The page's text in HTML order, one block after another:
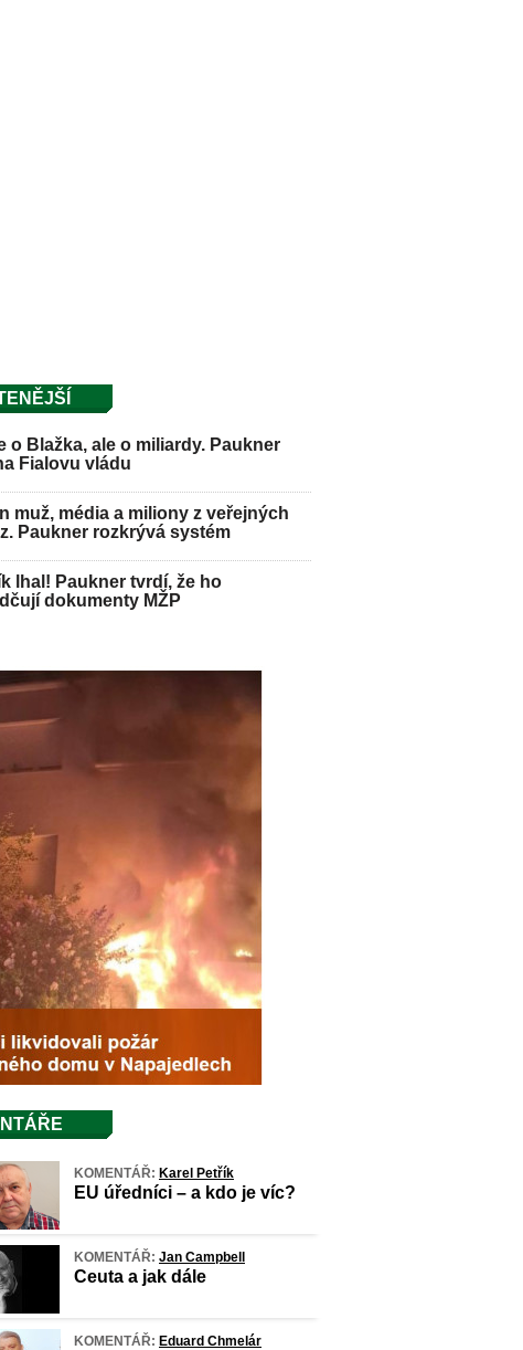
o Blažka, ale o miliardy. Paukner
Fialovu vládu
muž, média a miliony z veřejných
Paukner rozkrývá systém
lhal! Paukner tvrdí, že ho
dokumenty MŽP
KOMENTÁŘ: Karel Petřík
EU úředníci – a kdo je víc?
KOMENTÁŘ: Jan Campbell
Ceuta a jak dále
KOMENTÁŘ: Eduard Chmelár